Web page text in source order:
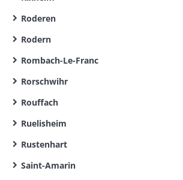
Roderen
Rodern
Rombach-Le-Franc
Rorschwihr
Rouffach
Ruelisheim
Rustenhart
Saint-Amarin